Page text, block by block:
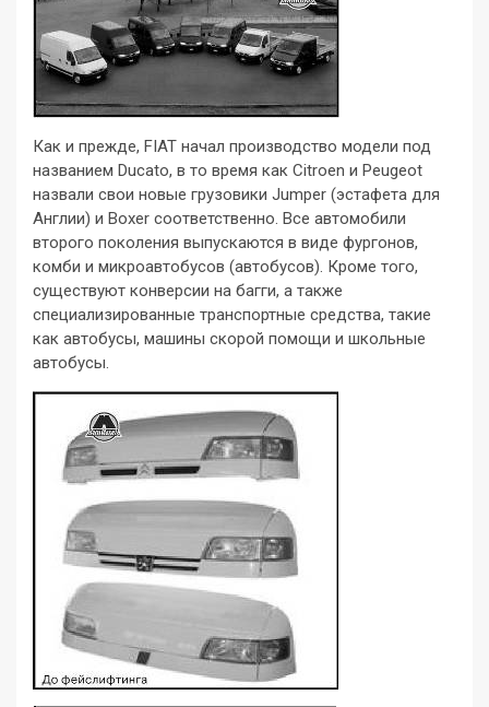
Как и прежде, FIAT начал производство модели под
названием Ducato, в то время как Citroen и Peugeot
назвали свои новые грузовики Jumper (эстафета для
Англии) и Boxer соответственно. Все автомобили
второго поколения выпускаются в виде фургонов,
комби и микроавтобусов (автобусов). Кроме того,
существуют конверсии на багги, а также
специализированные транспортные средства, такие
как автобусы, машины скорой помощи и школьные
автобусы.